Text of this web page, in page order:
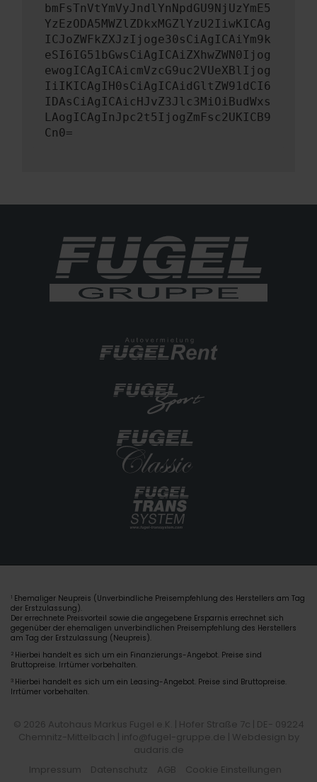
bmFsTnVtYmVyJndlYnNpdGU9NjUzYmE5
YzEzODA5MWZlZDkxMGZlYzU2IiwKICAg
ICJoZWFkZXJzIjoge30sCiAgICAiYm9k
eSI6IG51bGwsCiAgICAiZXhwZWN0Ijog
ewogICAgICAicmVzcG9uc2VUeXBlIjog
IiIKICAgIH0sCiAgICAidGltZW91dCI6
IDAsCiAgICAicHJvZ3Jlc3MiOiBudWxs
LAogICAgInJpc2t5IjogZmFsc2UKICB9
Cn0=
1 Ehemaliger Neupreis (Unverbindliche Preisempfehlung des Herstellers am Tag
der Erstzulassung).
Der errechnete Preisvorteil sowie die angegebene Ersparnis errechnet sich
gegenüber der ehemaligen unverbindlichen Preisempfehlung des Herstellers
am Tag der Erstzulassung (Neupreis).
2 Hierbei handelt es sich um ein Finanzierungs-Angebot. Preise sind
Bruttopreise. Irrtümer vorbehalten.
3 Hierbei handelt es sich um ein Leasing-Angebot. Preise sind Bruttopreise.
Irrtümer vorbehalten.
© 2026 Autohaus Markus Fugel e.K. | Hofer Straße 7c | DE- 09224
Chemnitz-Mittelbach | info@fugel-gruppe.de | Webdesign by
audaris.de
Impressum
Datenschutz AGB Cookie Einstellungen